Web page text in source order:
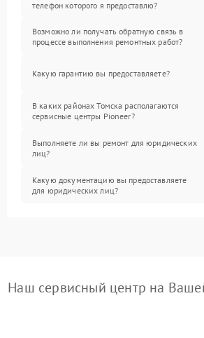
телефон которого я предоставлю?
Возможно ли получать обратную связь в
процессе выполнения ремонтных работ?
Какую гарантию вы предоставляете?
В каких районах Томска располагаются
сервисные центры Pioneer?
Выполняете ли вы ремонт для юридических
лиц?
Какую документацию вы предоставляете
для юридических лиц?
Наш сервисный центр на